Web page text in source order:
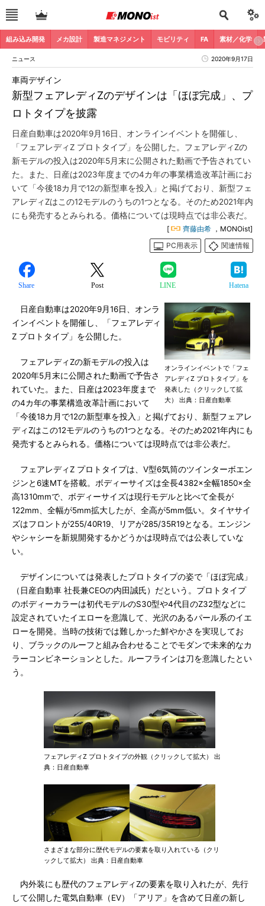
組み込み開発 メカ設計 製造マネジメント モビリティ FA 素材／化学
ニュース 2020年9月17日
新型フェアレディZのデザインは「ほぼ完成」、プ
ロトタイプを披露
車両デザイン
日産自動車は2020年9月16日、オンラインイベントを開催し、
「フェアレディZ プロトタイプ」を公開した。フェアレディZの
新モデルの投入は2020年5月末に公開された動画で予告されてい
た。また、日産は2023年度までの4カ年の事業構造改革計画にお
いて「今後18カ月で12の新型車を投入」と掲げており、新型フェ
アレディZはこの12モデルのうちの1つとなる。そのため2021年内
にも発売するとみられる。価格については現時点では非公表だ。
[ 齊藤由希 ，MONOist]
PC用表示
関連情報
Share Post LINE Hatena
オンラインイベントで「フェ
アレディZ プロトタイプ」を
発表した（クリックして拡
大） 出典：日産自動車
日産自動車は2020年9月16日、オンラ
インイベントを開催し、「フェアレディ
Z プロトタイプ」を公開した。
フェアレディZの新モデルの投入は
2020年5月末に公開された動画で予告さ
れていた。また、日産は2023年度まで
の4カ年の事業構造改革計画において
「今後18カ月で12の新型車を投入」と掲げており、新型フェアレ
ディZはこの12モデルのうちの1つとなる。そのため2021年内にも
発売するとみられる。価格については現時点では非公表だ。
フェアレディZ プロトタイプは、V型6気筒のツインターボエン
ジンと6速MTを搭載。ボディーサイズは全長4382×全幅1850×全
高1310mmで、ボディーサイズは現行モデルと比べて全長が
122mm、全幅が5mm拡大したが、全高が5mm低い。タイヤサイ
ズはフロントが255/40R19、リアが285/35R19となる。エンジン
やシャシーを新規開発するかどうかは現時点では公表していな
い。
デザインについては発表したプロトタイプの姿で「ほぼ完成」
（日産自動車 社長兼CEOの内田誠氏）だという。プロトタイプ
のボディーカラーは初代モデルのS30型や4代目のZ32型などに
設定されていたイエローを意識して、光沢のあるパール系のイエ
ローを開発。当時の技術では難しかった鮮やかさを実現してお
り、ブラックのルーフと組み合わせることでモダンで未来的なカ
ラーコンビネーションとした。ルーフラインは刀を意識したとい
う。
フェアレディZ プロトタイプの外観（クリックして拡大） 出
典：日産自動車
さまざまな部分に歴代モデルの要素を取り入れている（クリ
ックして拡大） 出典：日産自動車
内外装にも歴代のフェアレディZの要素を取り入れたが、先行
して公開した電気自動車（EV）「アリア」を含めて日産の新し